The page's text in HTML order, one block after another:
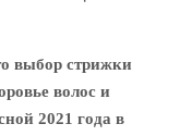
выбор стрижки
волос и
2021 года в